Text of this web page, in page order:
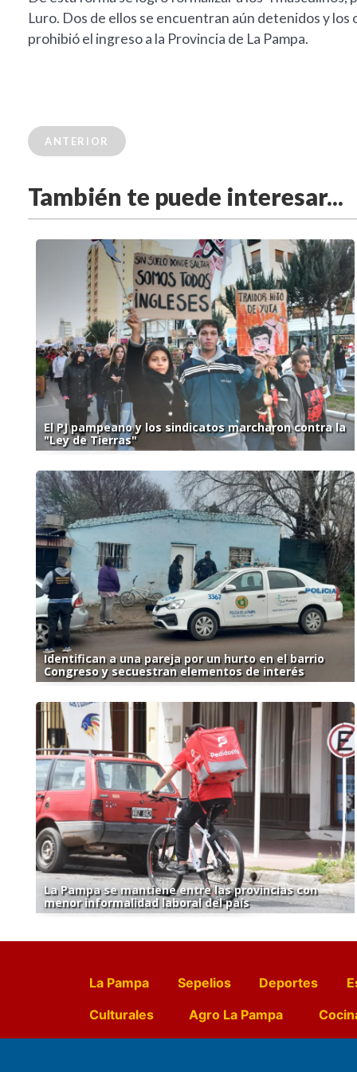
Luro. Dos de ellos se encuentran aún detenidos y
prohibió el ingreso a la Provincia de La Pampa.
ANTERIOR
También te puede interesar...
El PJ pampeano y los sindicatos marcharon contra la
"Ley de Tierras"
Identifican a una pareja por un hurto en el barrio
Congreso y secuestran elementos de interés
La Pampa se mantiene entre las provincias con
menor informalidad laboral del país
La Pampa Sepelios Deportes
Culturales
Agro La Pampa